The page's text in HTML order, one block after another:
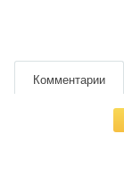
Комментарии